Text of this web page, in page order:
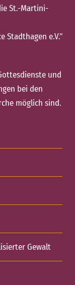
St.-Martini-
Stadthagen e.V."
und
bei den
möglich sind.
Gewalt